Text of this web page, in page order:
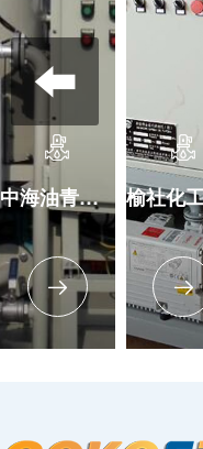
中海油青岛滤油机安装现场